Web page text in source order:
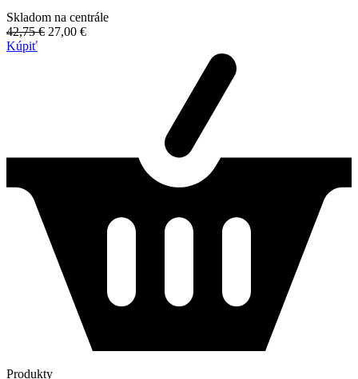
Skladom na centrále
42,75 € 27,00 €
Kúpiť
Produkty